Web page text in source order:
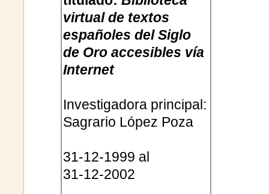
virtual de textos
españoles del Siglo
de Oro accesibles vía
Internet
Investigadora principal:
Sagrario López Poza
31-12-1999 al
31-12-2002